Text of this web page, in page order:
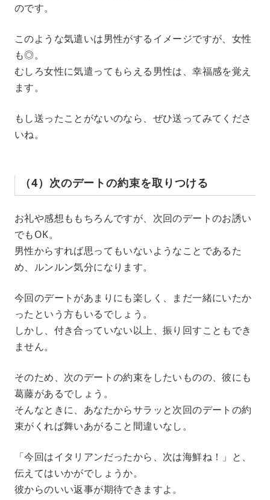
のです。
このような気遣いは男性がするイメージですが、女性
も◎。
むしろ女性に気遣ってもらえる男性は、幸福感を覚え
ます。
もし送ったことがないのなら、ぜひ送ってみてくださ
いね。
（4）次のデートの約束を取りつける
お礼や感想ももちろんですが、次回のデートのお誘い
でもOK。
男性からすれば思ってもいないようなことであるた
め、ルンルン気分になります。
今回のデートがあまりにも楽しく、まだ一緒にいたか
ったという方もいるでしょう。
しかし、付き合っていない以上、振り回すこともでき
ません。
そのため、次のデートの約束をしたいものの、彼にも
葛藤があるでしょう。
そんなときに、あなたからサラッと次回のデートの約
束がくれば舞いあがること間違いなし。
「今回はイタリアンだったから、次は海鮮ね！」と、
伝えてはいかがでしょうか。
彼からのいい返事が期待できますよ。